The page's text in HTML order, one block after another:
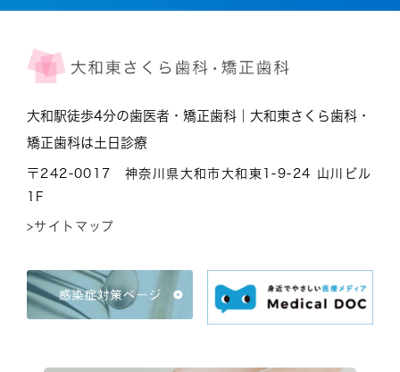
大和駅徒歩4分の歯医者・矯正歯科｜大和東さくら歯科・
矯正歯科は土日診療
〒242-0017 神奈川県大和市大和東1-9-24 山川ビル
1F
>サイトマップ